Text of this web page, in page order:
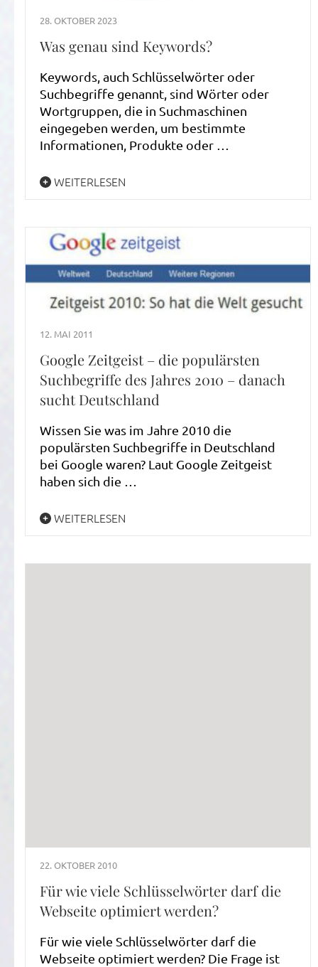
28. OKTOBER 2023
Was genau sind Keywords?
Keywords, auch Schlüsselwörter oder
Suchbegriffe genannt, sind Wörter oder
Wortgruppen, die in Suchmaschinen
eingegeben werden, um bestimmte
Informationen, Produkte oder …
WEITERLESEN
12. MAI 2011
Google Zeitgeist – die populärsten
Suchbegriffe des Jahres 2010 – danach
sucht Deutschland
Wissen Sie was im Jahre 2010 die
populärsten Suchbegriffe in Deutschland
bei Google waren? Laut Google Zeitgeist
haben sich die …
WEITERLESEN
22. OKTOBER 2010
Für wie viele Schlüsselwörter darf die
Webseite optimiert werden?
Für wie viele Schlüsselwörter darf die
Webseite optimiert werden? Die Frage ist